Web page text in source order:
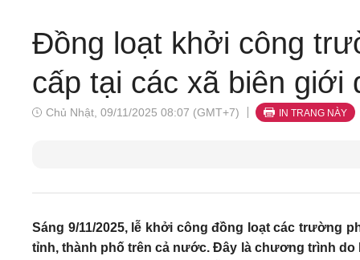
Đồng loạt khởi công
cấp tại các xã biên giới
Chủ Nhật, 09/11/2025 08:07 (GMT+7) IN TRANG NÀY
Sáng 9/11/2025, lễ khởi công đồng loạt các trường
tỉnh, thành phố trên cả nước. Đây là chương trình